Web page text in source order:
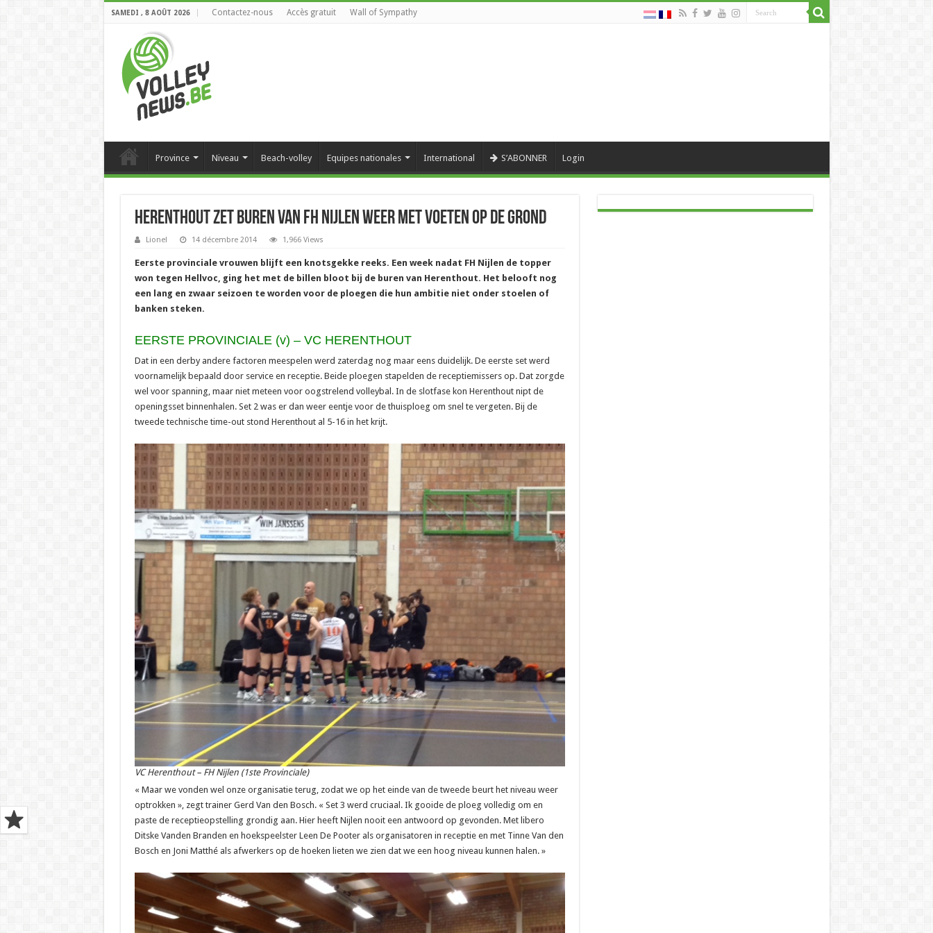
SAMEDI , 8 AOÛT 2026 Contactez-nous Accès gratuit Wall of Sympathy
Province Niveau Beach-volley Equipes nationales International S’ABONNER Login
Herenthout zet buren van FH Nijlen weer met voeten op de grond
Lionel 14 décembre 2014 1,966 Views
Eerste provinciale vrouwen blijft een knotsgekke reeks. Een week nadat FH Nijlen de topper
won tegen Hellvoc, ging het met de billen bloot bij de buren van Herenthout. Het belooft nog
een lang en zwaar seizoen te worden voor de ploegen die hun ambitie niet onder stoelen of
banken steken.
EERSTE PROVINCIALE (v) – VC HERENTHOUT
Dat in een derby andere factoren meespelen werd zaterdag nog maar eens duidelijk. De eerste set werd
voornamelijk bepaald door service en receptie. Beide ploegen stapelden de receptiemissers op. Dat zorgde
wel voor spanning, maar niet meteen voor oogstrelend volleybal. In de slotfase kon Herenthout nipt de
openingsset binnenhalen. Set 2 was er dan weer eentje voor de thuisploeg om snel te vergeten. Bij de
tweede technische time-out stond Herenthout al 5-16 in het krijt.
VC Herenthout – FH Nijlen (1ste Provinciale)
« Maar we vonden wel onze organisatie terug, zodat we op het einde van de tweede beurt het niveau weer
optrokken », zegt trainer Gerd Van den Bosch. « Set 3 werd cruciaal. Ik gooide de ploeg volledig om en
paste de receptieopstelling grondig aan. Hier heeft Nijlen nooit een antwoord op gevonden. Met libero
Ditske Vanden Branden en hoekspeelster Leen De Pooter als organisatoren in receptie en met Tinne Van den
Bosch en Joni Matthé als afwerkers op de hoeken lieten we zien dat we een hoog niveau kunnen halen. »